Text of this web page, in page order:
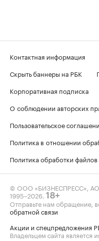
Контактная информация
Скрыть баннеры на РБК
Корпоративная подписка
О соблюдении авторских
Пользовательское
Политика в отношении
Политика обработки
© ООО «БИЗНЕСПРЕСС»,
1995–2026 18+
Отправьте нам обращение,
обратной связи
Акции и спецпредложения
Владельцем сайта является